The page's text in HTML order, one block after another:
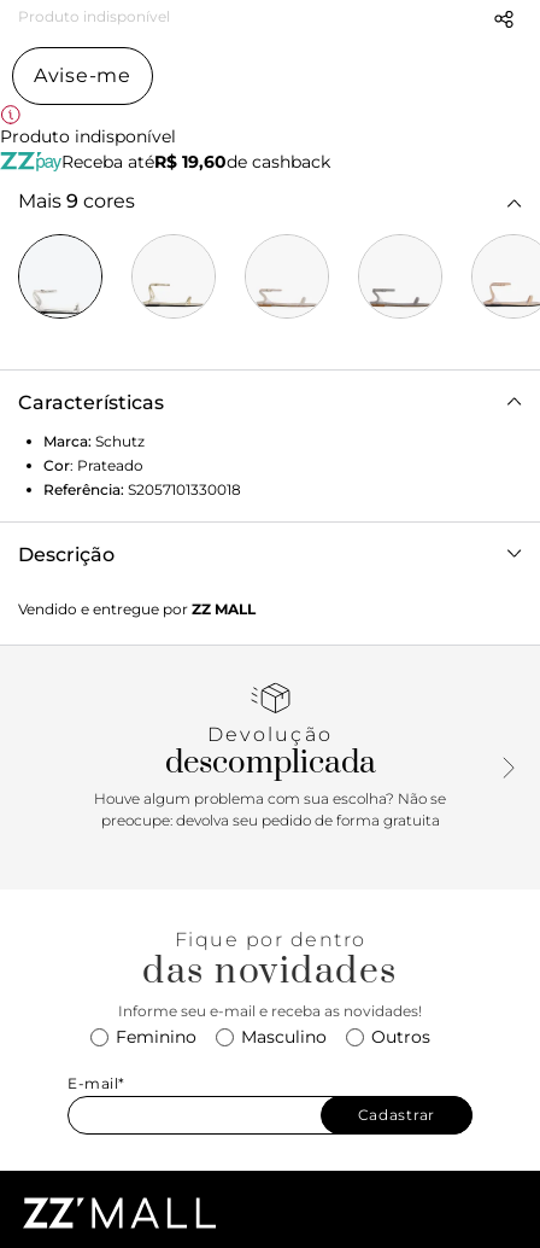
Produto indisponível
Avise-me
Produto indisponível
Receba atéR$ 19,60de cashback
Mais 9 cores
Características
Marca: Schutz
Cor: Prateado
Referência: S2057101330018
Descrição
destaca por seu elegante bico folha e glamuroso
acabamento metalizado. Os detalhes em vinil transparente
fechamento de fivela, vai ser uma aposta confortável e
Vendido e entregue por ZZ MALL
Devolução
descomplicada
Houve algum problema com sua escolha? Não se
preocupe: devolva seu pedido de forma gratuita
Fique por dentro
das novidades
Informe seu e-mail e receba as novidades!
Feminino Masculino Outros
E-mail*
Cadastrar